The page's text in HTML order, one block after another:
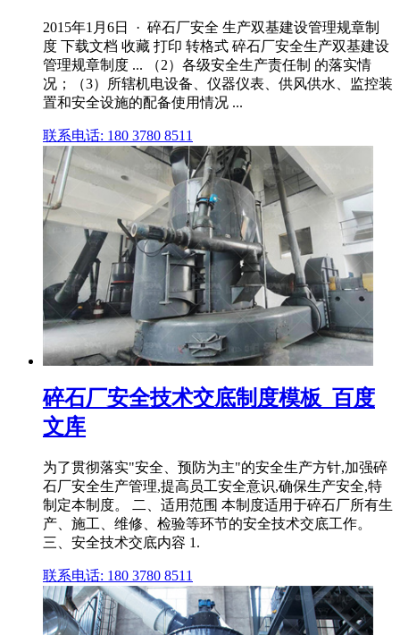
2015年1月6日 · 碎石厂安全 生产双基建设管理规章制
度 下载文档 收藏 打印 转格式 碎石厂安全生产双基建设
管理规章制度 ... （2）各级安全生产责任制 的落实情
况；（3）所辖机电设备、仪器仪表、供风供水、监控装
置和安全设施的配备使用情况 ...
联系电话: 180 3780 8511
碎石厂安全技术交底制度模板_百度
文库
为了贯彻落实"安全、预防为主"的安全生产方针,加强碎
石厂安全生产管理,提高员工安全意识,确保生产安全,特
制定本制度。 二、适用范围 本制度适用于碎石厂所有生
产、施工、维修、检验等环节的安全技术交底工作。
三、安全技术交底内容 1.
联系电话: 180 3780 8511